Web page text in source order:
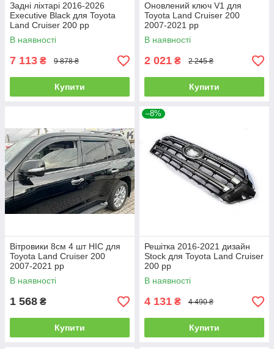
Задні ліхтарі 2016-2026
Executive Black для Toyota
Land Cruiser 200 рр
В наявності
7 113 ₴ 9 878 ₴
Купити
Оновлений ключ V1 для
Toyota Land Cruiser 200
2007-2021 рр
В наявності
2 021 ₴ 2 245 ₴
Купити
Вітровики 8см 4 шт HIC для
Toyota Land Cruiser 200
2007-2021 рр
В наявності
1 568 ₴
Купити
–8%
Решітка 2016-2021 дизайн
Stock для Toyota Land Cruiser
200 рр
В наявності
4 131 ₴ 4 490 ₴
Купити